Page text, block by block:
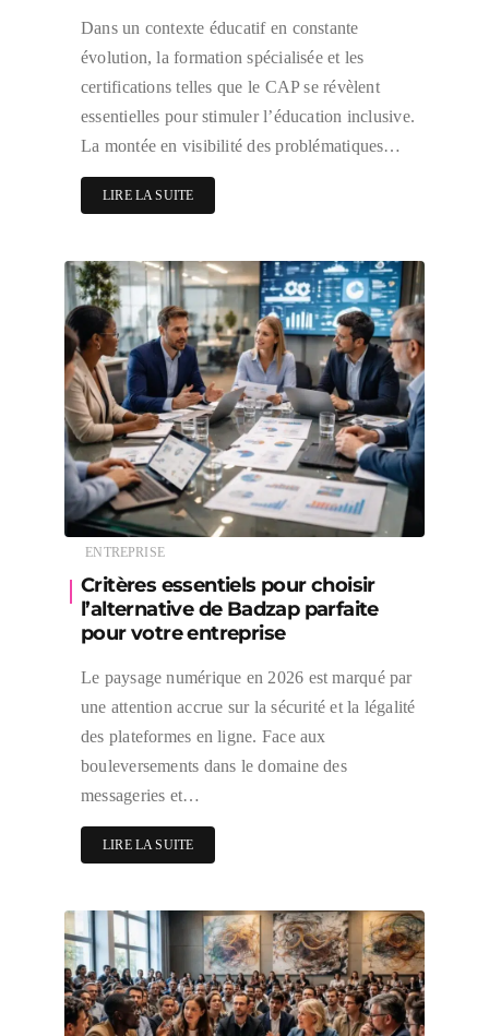
Dans un contexte éducatif en constante
évolution, la formation spécialisée et les
certifications telles que le CAP se révèlent
essentielles pour stimuler l’éducation inclusive.
La montée en visibilité des problématiques…
LIRE LA SUITE
ENTREPRISE
Critères essentiels pour choisir
l’alternative de Badzap parfaite
pour votre entreprise
Le paysage numérique en 2026 est marqué par
une attention accrue sur la sécurité et la légalité
des plateformes en ligne. Face aux
bouleversements dans le domaine des
messageries et…
LIRE LA SUITE